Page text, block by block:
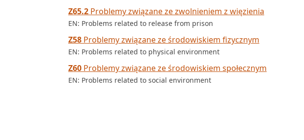
Z65.2 Problemy związane ze zwolnieniem z więzienia
EN: Problems related to release from prison
Z58 Problemy związane ze środowiskiem fizycznym
EN: Problems related to physical environment
Z60 Problemy związane ze środowiskiem społecznym
EN: Problems related to social environment